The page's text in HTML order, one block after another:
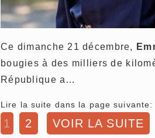
Ce dimanche 21 décembre,
bougies à des milliers de
République a…
Lire la suite dans la page suivante:
1 2 VOIR LA SUITE